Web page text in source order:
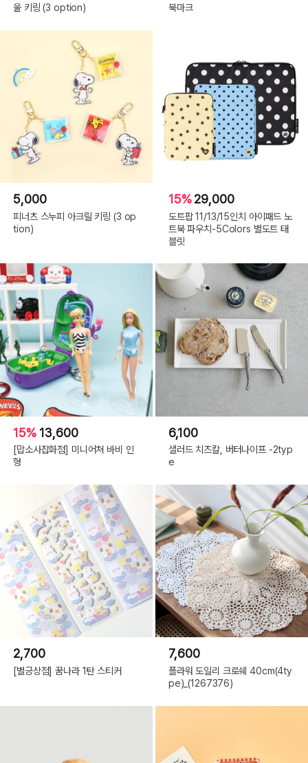
울 키링 (3 option)
북마크
5,000
피너츠 스누피 아크릴 키링 (3 op
tion)
15%29,000
도트팝 11/13/15인치 아이패드 노
트북 파우치-5Colors 별도트 태
블릿
15% 13,600
[맙소사잡화점] 미니어쳐 바비 인
형
6,100
샐러드 치즈칼, 버터나이프 -2typ
e
2,700
[별긍상점] 꿈나라 1탄 스티커
7,600
플라워 도일리 크로쉐 40cm(4ty
pe)_(1267376)